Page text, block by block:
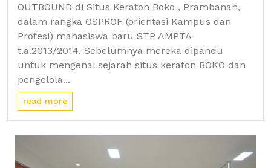
OUTBOUND di Situs Keraton Boko , Prambanan,
dalam rangka OSPROF (orientasi Kampus dan
Profesi) mahasiswa baru STP AMPTA
t.a.2013/2014. Sebelumnya mereka dipandu
untuk mengenal sejarah situs keraton BOKO dan
pengelola...
read more